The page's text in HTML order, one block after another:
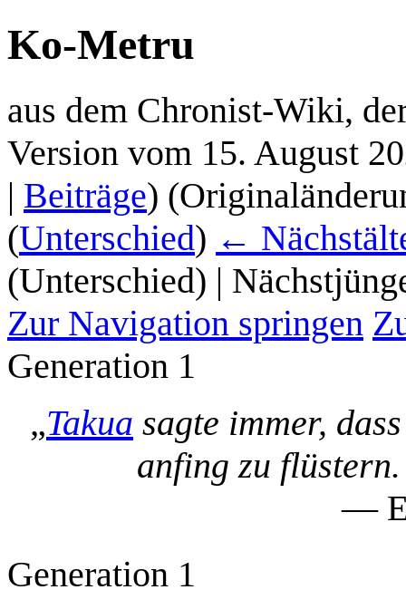
Ko-Metru
aus dem Chronist-Wiki,
Version vom 15. August
| Beiträge)
(Unterschied) ←
(Unterschied) |
Zur Navigation springen
Generation 1
„Takua sagte immer,
anfing zu
—
Generation 1